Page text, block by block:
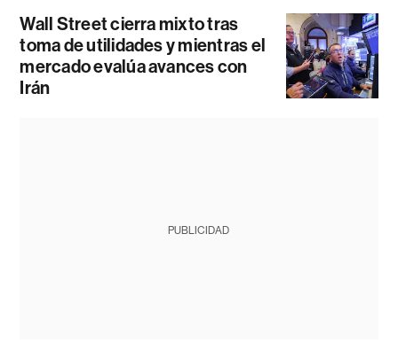
Wall Street cierra mixto tras
toma de utilidades y mientras el
mercado evalúa avances con
Irán
PUBLICIDAD